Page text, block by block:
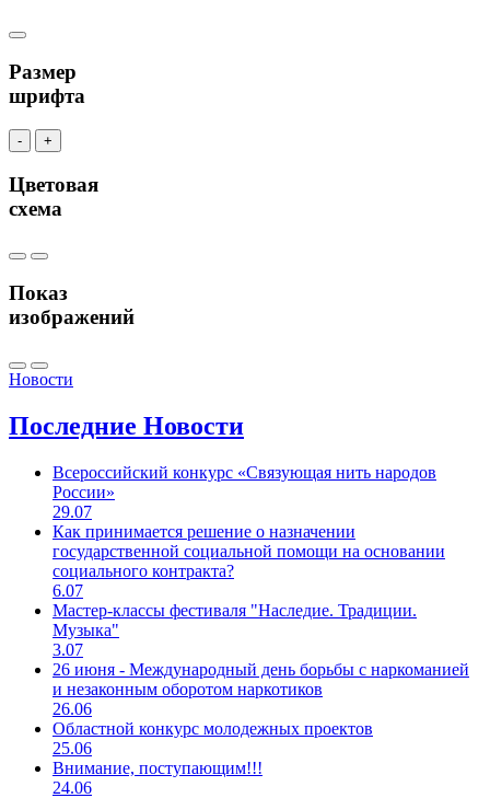
Размер
шрифта
- +
Цветовая
схема
Показ
изображений
Новости
Последние Новости
Всероссийский конкурс «Связующая нить народов
России»
29.07
Как принимается решение о назначении
государственной социальной помощи на основании
социального контракта?
6.07
Мастер-классы фестиваля "Наследие. Традиции.
Музыка"
3.07
26 июня - Международный день борьбы с наркоманией
и незаконным оборотом наркотиков
26.06
Областной конкурс молодежных проектов
25.06
Внимание, поступающим!!!
24.06